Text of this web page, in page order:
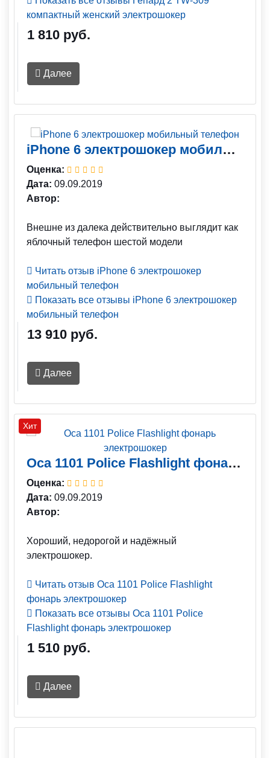
компактный женский электрошокер
1 810 руб.
Далее
iPhone 6 электрошокер мобильный телефон
Оценка:
Дата: 09.09.2019
Автор:
Внешне из далека действительно выглядит как
яблочный телефон шестой модели
Читать отзыв iPhone 6 электрошокер
мобильный телефон
Показать все отзывы iPhone 6 электрошокер
мобильный телефон
13 910 руб.
Далее
Хит
Оса 1101 Police Flashlight фонарь электрошокер
Оценка:
Дата: 09.09.2019
Автор:
Хороший, недорогой и надёжный
электрошокер.
Читать отзыв Оса 1101 Police Flashlight
фонарь электрошокер
Показать все отзывы Оса 1101 Police
Flashlight фонарь электрошокер
1 510 руб.
Далее